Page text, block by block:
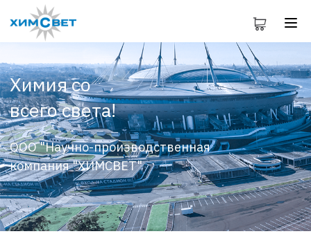
Химия со
всего света!
ООО "Научно-производственная
компания "ХИМСВЕТ"